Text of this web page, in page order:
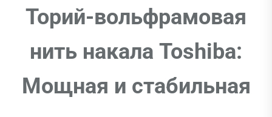
Торий-вольфрамовая
нить накала Toshiba:
Мощная и стабильная